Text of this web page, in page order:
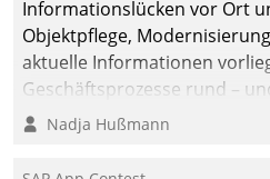
Informationslücken vor Ort
Objektpflege,
aktuelle Informationen
Geschäftsprozesse rund –
Nadja Hußmann